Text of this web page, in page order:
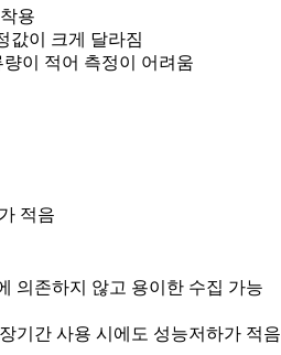
용
값이 크게 달라짐
이 적어 측정이 어려움
적음
의존하지 않고 용이한 수집 가능
기간 사용 시에도 성능저하가 적음